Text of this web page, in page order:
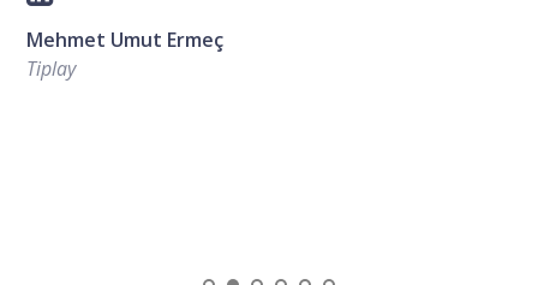
Mehmet Umut Ermeç
Tiplay